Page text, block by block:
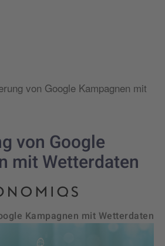
von Google Kampagnen mit
von Google
mit Wetterdaten
Kampagnen mit Wetterdaten